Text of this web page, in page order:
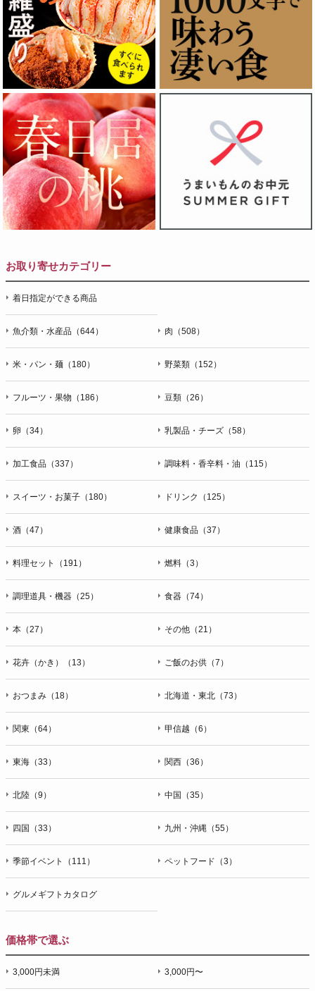
お取り寄せカテゴリー
着日指定ができる商品
魚介類・水産品（644） 肉（508）
米・パン・麺（180） 野菜類（152）
フルーツ・果物（186） 豆類（26）
卵（34） 乳製品・チーズ（58）
加工食品（337） 調味料・香辛料・油（115）
スイーツ・お菓子（180） ドリンク（125）
酒（47） 健康食品（37）
料理セット（191） 燃料（3）
調理道具・機器（25） 食器（74）
本（27） その他（21）
花卉（かき）（13） ご飯のお供（7）
おつまみ（18） 北海道・東北（73）
関東（64） 甲信越（6）
東海（33） 関西（36）
北陸（9） 中国（35）
四国（33） 九州・沖縄（55）
季節イベント（111） ペットフード（3）
グルメギフトカタログ
価格帯で選ぶ
3,000円未満 3,000円〜